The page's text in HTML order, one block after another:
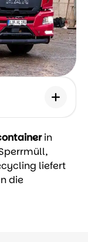
in
liefert
die